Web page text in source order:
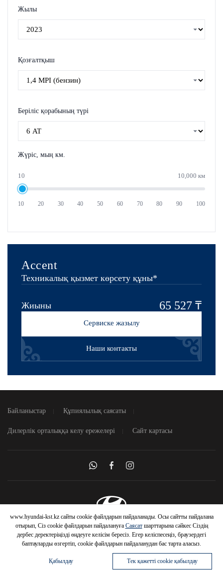
Жылы
Қозғалтқыш
Беріліс қорабының түрі
Жүріс, мың км.
10 10,000 км
10 20 30 40 50 60 70 80 90 100
Accent
Техникалық қызмет көрсету құны*
Жиыны 65 527 ₸
Сервиске жазылу
Наши контакты
Байланыстар Құпиялылық саясаты
Дилерлік орталыққа келу ережелері Сайт картасы
© 2026 Hyundai Motor Company
www.hyundai-kst.kz сайты cookie файлдарын пайдаланады. Осы сайтты пайдалана
отырып, Сіз cookie файлдарын пайдалануға Саясатшарттарына сәйкес Сіздің
дербес деректеріңізді өңдеуге келісім бересіз. Егер келіспесеңіз, браузердегі
баптауларды өзгертіп, cookie файлдарын пайдаланудан бас тарта аласыз.
Қабылдау Тек қажетті cookie қабылдау